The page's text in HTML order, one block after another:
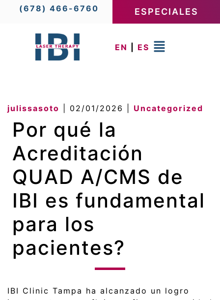
(678) 466-6760 ESPECIALES
EN ES
julissasoto 02/01/2026 Uncategorized
Por qué la
Acreditación
QUAD A/CMS de
IBI es fundamental
para los
pacientes?
IBI Clinic Tampa ha alcanzado un logro